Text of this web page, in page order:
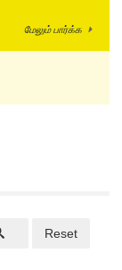
மேலும் பார்க்க
Reset